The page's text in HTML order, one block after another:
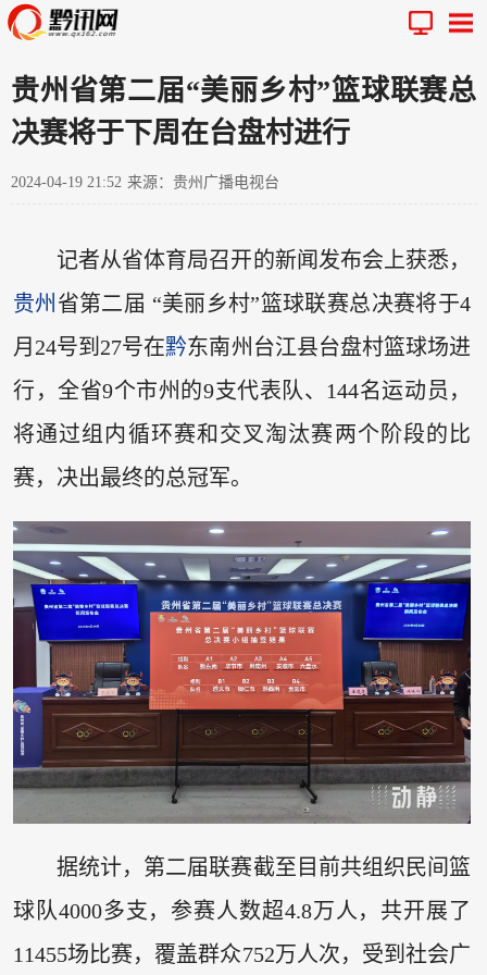
贵州省第二届“美丽乡村”篮球联赛总
决赛将于下周在台盘村进行
2024-04-19 21:52 来源：贵州广播电视台
记者从省体育局召开的新闻发布会上获悉，
贵州 省第二届 “美丽乡村”篮球联赛总决赛将于4
月24号到27号在黔东南州台江县台盘村篮球场进
行，全省9个市州的9支代表队、144名运动员，
将通过组内循环赛和交叉淘汰赛两个阶段的比
赛，决出最终的总冠军。
据统计，第二届联赛截至目前共组织民间篮
球队4000多支，参赛人数超4.8万人，共开展了
11455场比赛，覆盖群众752万人次，受到社会广